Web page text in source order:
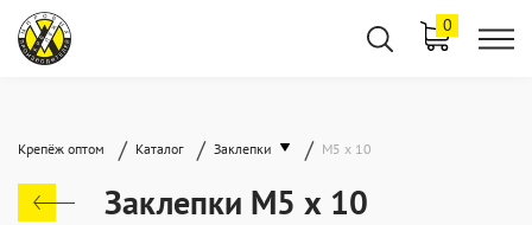
0
Крепёж оптом / Каталог / Заклепки / М5 х 10
Заклепки М5 х 10